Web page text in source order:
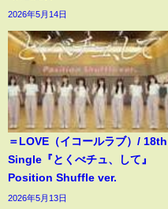
2026年5月14日
＝LOVE（イコールラブ）/ 18th
Single『とくべチュ、して』
Position Shuffle ver.
2026年5月13日